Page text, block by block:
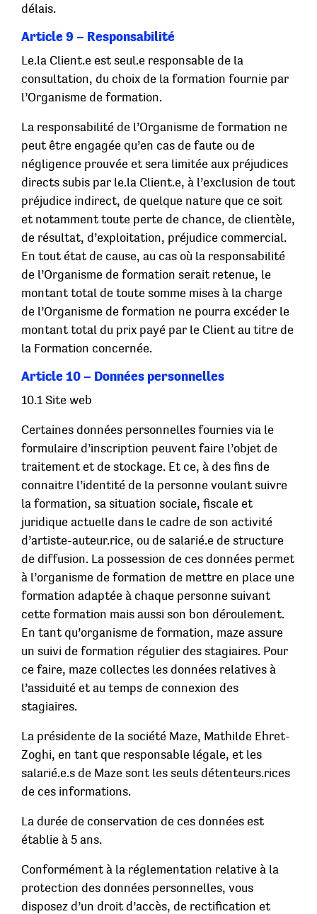
délais.
Article 9 – Responsabilité
Le.la Client.e est seul.e responsable de la
consultation, du choix de la formation fournie par
l’Organisme de formation.
La responsabilité de l’Organisme de formation ne
peut être engagée qu’en cas de faute ou de
négligence prouvée et sera limitée aux préjudices
directs subis par le.la Client.e, à l’exclusion de tout
préjudice indirect, de quelque nature que ce soit
et notamment toute perte de chance, de clientèle,
de résultat, d’exploitation, préjudice commercial.
En tout état de cause, au cas où la responsabilité
de l’Organisme de formation serait retenue, le
montant total de toute somme mises à la charge
de l’Organisme de formation ne pourra excéder le
montant total du prix payé par le Client au titre de
la Formation concernée.
Article 10 – Données personnelles
10.1 Site web
Certaines données personnelles fournies via le
formulaire d’inscription peuvent faire l’objet de
traitement et de stockage. Et ce, à des fins de
connaitre l’identité de la personne voulant suivre
la formation, sa situation sociale, fiscale et
juridique actuelle dans le cadre de son activité
d’artiste-auteur.rice, ou de salarié.e de structure
de diffusion. La possession de ces données permet
à l’organisme de formation de mettre en place une
formation adaptée à chaque personne suivant
cette formation mais aussi son bon déroulement.
En tant qu’organisme de formation, maze assure
un suivi de formation régulier des stagiaires. Pour
ce faire, maze collectes les données relatives à
l’assiduité et au temps de connexion des
stagiaires.
La présidente de la société Maze, Mathilde Ehret-
Zoghi, en tant que responsable légale, et les
salarié.e.s de Maze sont les seuls détenteurs.rices
de ces informations.
La durée de conservation de ces données est
établie à 5 ans.
Conformément à la réglementation relative à la
protection des données personnelles, vous
disposez d’un droit d’accès, de rectification et